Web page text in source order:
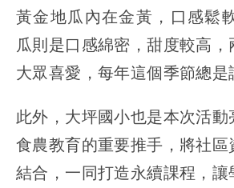
黃金地瓜內在金黃，口感鬆
瓜則是口感綿密，甜度較高
大眾喜愛，每年這個季節總是
此外，大坪國小也是本次活
食農教育的重要推手，將社
結合，一同打造永續課程，